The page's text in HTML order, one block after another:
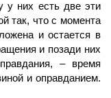
у них есть две эти
так, что с момента
и остается в
и позади них
– время
и оправданием.